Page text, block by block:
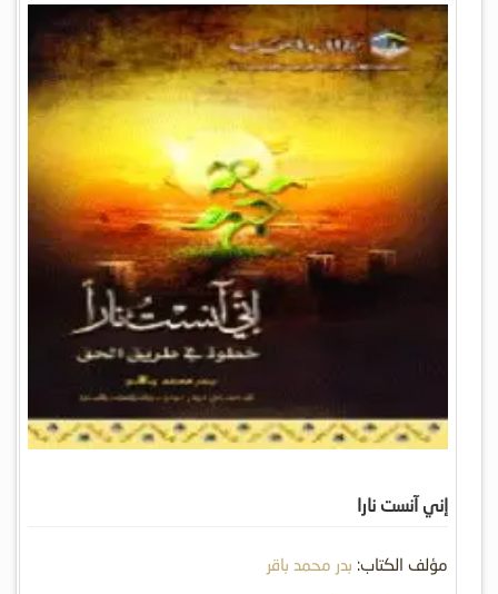
إني آنست نارا
مؤلف الكتاب: بدر محمد باقر